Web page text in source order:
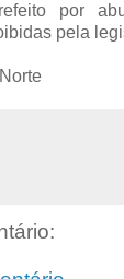
por
pela